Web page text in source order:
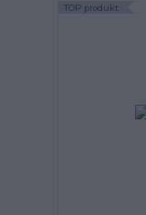
TOP produkt